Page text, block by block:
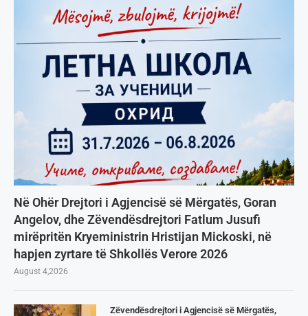
Në Ohër Drejtori i Agjencisë së Mërgatës, Goran
Angelov, dhe Zëvendësdrejtori Fatlum Jusufi
mirëpritën Kryeministrin Hristijan Mickoski, në
hapjen zyrtare të Shkollës Verore 2026
August 4,2026
Zëvendësdrejtori i Agjencisë së Mërgatës,